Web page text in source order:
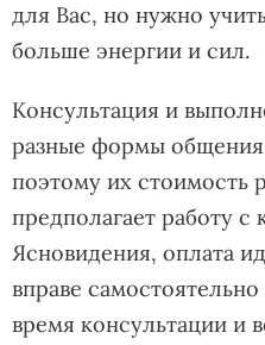
для Вас, но нужно
больше энергии и сил.
Консультация и
разные формы общения
поэтому их стоимость
предполагает работу с
Ясновидения, оплата
вправе
время консультации и